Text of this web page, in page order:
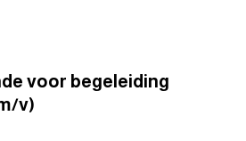
voor begeleiding
v)